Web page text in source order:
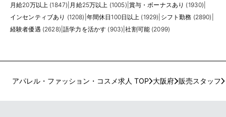
月給20万以上 (1847) 月給25万以上 (1005) 賞与・ボーナスあり (1930)
インセンティブあり (1208) 年間休日100日以上 (1929) シフト勤務 (2890)
経験者優遇 (2628) |語学力を活かす (903) |社割可能 (2099)
アパレル・ファッション・コスメ求人 TOP 大阪府 販売スタッフ